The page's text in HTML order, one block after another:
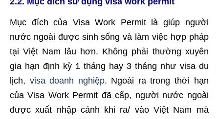
Mục đích của Visa Work Permit là giúp người
nước ngoài được sinh sống và làm việc hợp pháp
tại Việt Nam lâu hơn. Không phải thường xuyên
gia hạn định kỳ 1 tháng hay 3 tháng như visa du
lịch, visa doanh nghiệp. Ngoài ra trong thời hạn
của Visa Work Permit đã cấp, người nước ngoài
được xuất nhập cảnh khi ra/ vào Việt Nam mà